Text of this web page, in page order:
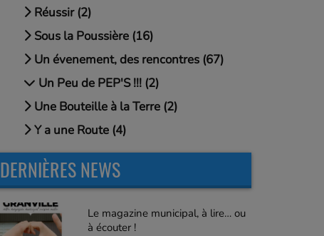
Réussir (2)
Sous la Poussière (16)
Un évenement, des rencontres (67)
Un Peu de PEP'S !!! (2)
Une Bouteille à la Terre (2)
Y a une Route (4)
DERNIÈRES NEWS
Le magazine municipal, à lire… ou
à écouter !